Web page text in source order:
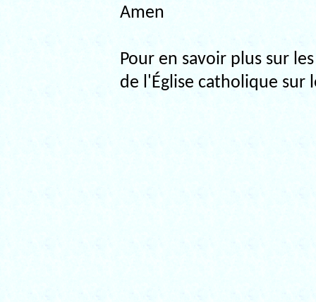
Amen
Pour en savoir plus sur
de l'Église catholique sur